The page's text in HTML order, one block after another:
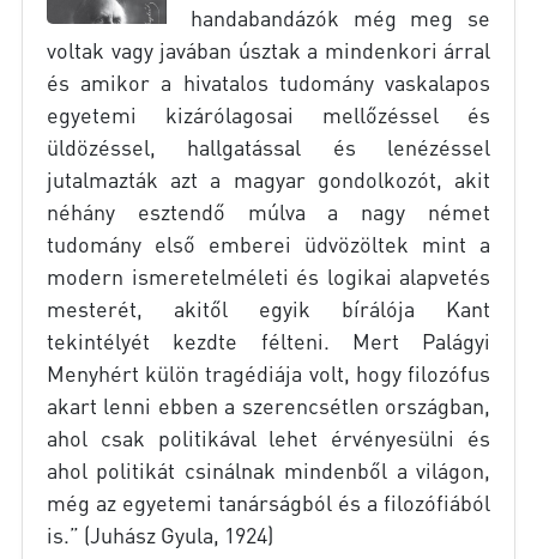
handabandázók még meg se
voltak vagy javában úsztak a mindenkori árral
és amikor a hivatalos tudomány vaskalapos
egyetemi kizárólagosai mellőzéssel és
üldözéssel, hallgatással és lenézéssel
jutalmazták azt a magyar gondolkozót, akit
néhány esztendő múlva a nagy német
tudomány első emberei üdvözöltek mint a
modern ismeretelméleti és logikai alapvetés
mesterét, akitől egyik bírálója Kant
tekintélyét kezdte félteni. Mert Palágyi
Menyhért külön tragédiája volt, hogy filozófus
akart lenni ebben a szerencsétlen országban,
ahol csak politikával lehet érvényesülni és
ahol politikát csinálnak mindenből a világon,
még az egyetemi tanárságból és a filozófiából
is.” (Juhász Gyula, 1924)